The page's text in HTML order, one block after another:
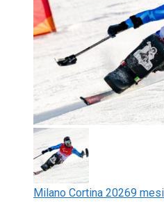
Milano Cortina 20269